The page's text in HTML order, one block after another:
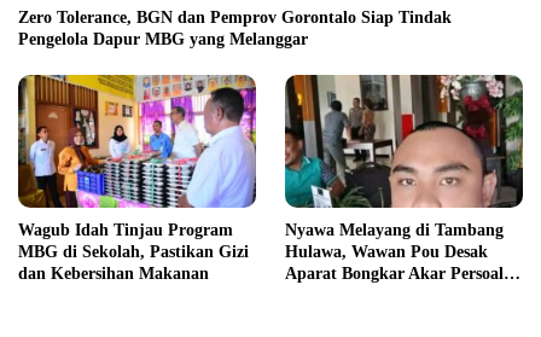
Zero Tolerance, BGN dan Pemprov Gorontalo Siap Tindak
Pengelola Dapur MBG yang Melanggar
Wagub Idah Tinjau Program
MBG di Sekolah, Pastikan Gizi
dan Kebersihan Makanan
Nyawa Melayang di Tambang
Hulawa, Wawan Pou Desak
Aparat Bongkar Akar Persoalan